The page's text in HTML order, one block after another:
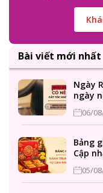
Bài viết mới nhất
Ngày
ngày
06/
Bảng
Cập
05/